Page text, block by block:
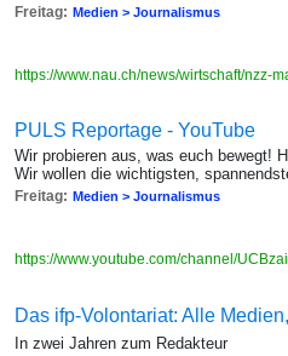
Freitag: Medien > Journalismus
https://www.nau.ch/news/wirtschaft/nzz-
PULS Reportage - YouTube
Wir probieren aus, was euch bewegt!
Wir wollen die wichtigsten,
Freitag: Medien > Journalismus
https://www.youtube.com/channel/
Das ifp-Volontariat: Alle
In zwei Jahren zum Redakteur